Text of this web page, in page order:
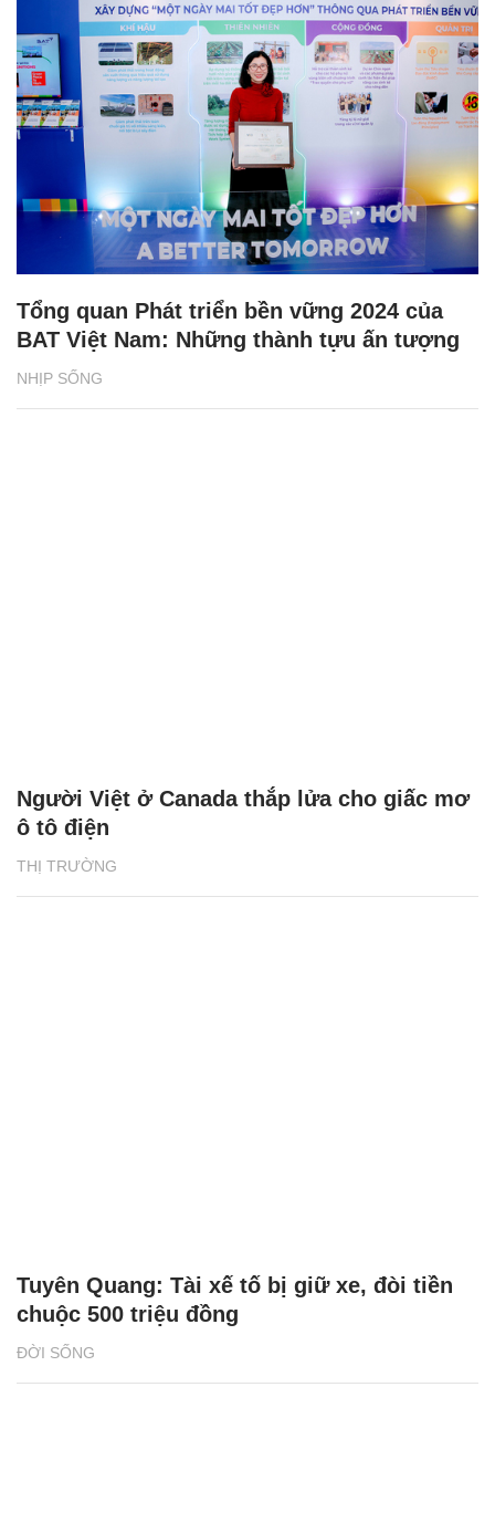
NHỊP SỐNG
Tổng quan Phát triển bền vững 2024 của
BAT Việt Nam: Những thành tựu ấn tượng
THỊ TRƯỜNG
Người Việt ở Canada thắp lửa cho giấc mơ
ô tô điện
ĐỜI SỐNG
Tuyên Quang: Tài xế tố bị giữ xe, đòi tiền
chuộc 500 triệu đồng